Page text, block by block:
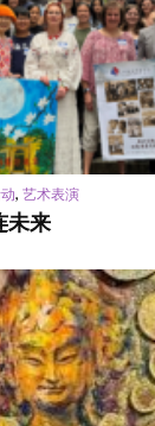
, 艺术表演
未来